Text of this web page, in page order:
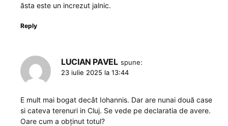
ăsta este un increzut jalnic.
Reply
LUCIAN PAVEL spune:
23 iulie 2025 la 13:44
E mult mai bogat decât Iohannis. Dar are nunai două case
si cateva terenuri in Cluj. Se vede pe declaratia de avere.
Oare cum a obținut totul?